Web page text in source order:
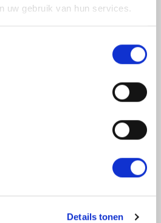
uw gebruik van hun services.
Details tonen